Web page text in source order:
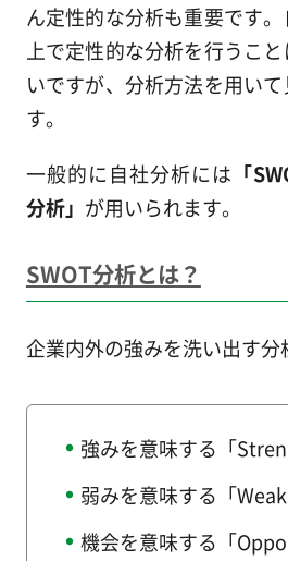
ん定性的な分析も重要です
上で定性的な分析を行うこ
いですが、分析方法を用い
す。
一般的に自社分析には 「
分析」 が用いられます。
SWOT分析とは？
企業内外の強みを洗い出す分
強みを意味する「
弱みを意味する「
機会を意味する「